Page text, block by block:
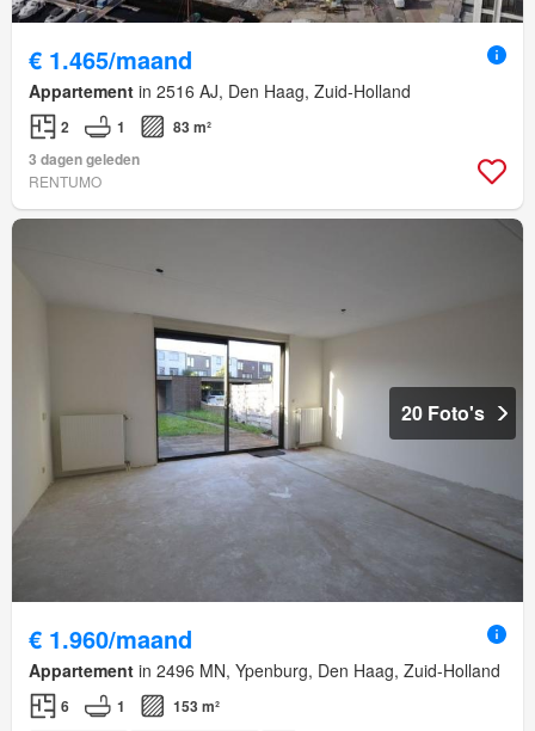
€ 1.465/maand
Appartement in 2516 AJ, Den Haag, Zuid-Holland
2 1
83 m²
3 dagen geleden
RENTUMO
20 Foto's
€ 1.960/maand
Appartement in 2496 MN, Ypenburg, Den Haag, Zuid-Holland
6 1 153 m²